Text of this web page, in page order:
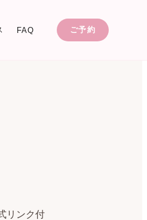
FAQ ご予約
リンク付